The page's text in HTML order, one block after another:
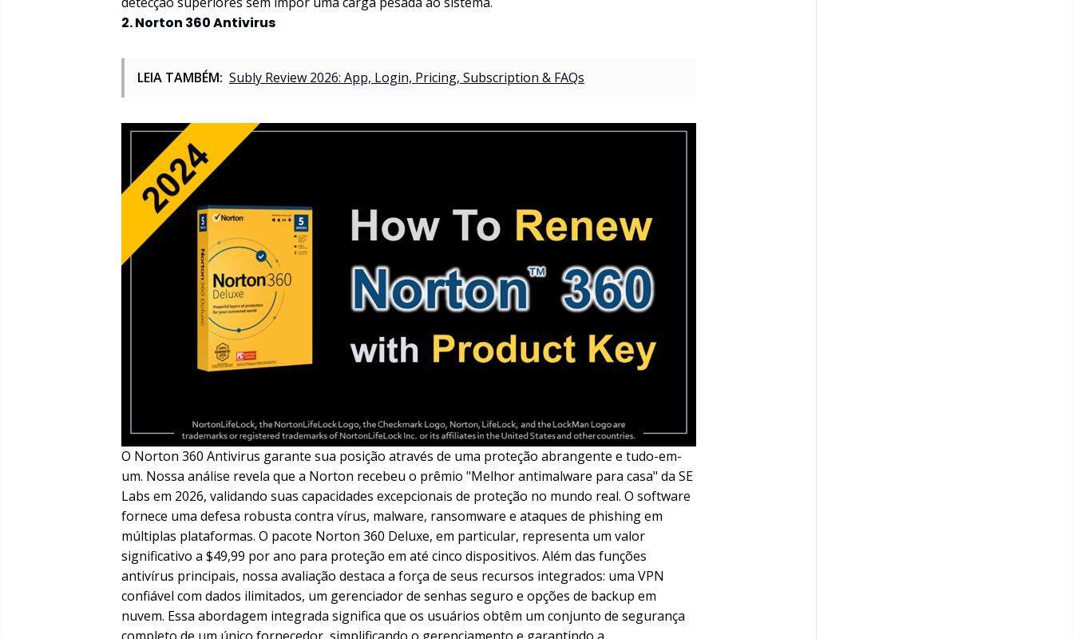
2. Norton 360 Antivirus
LEIA TAMBÉM: Subly Review 2026: App, Login, Pricing, Subscription & FAQs
O Norton 360 Antivirus garante sua posição através de uma proteção abrangente e tudo-em-
um. Nossa análise revela que a Norton recebeu o prêmio "Melhor antimalware para casa" da SE
Labs em 2026, validando suas capacidades excepcionais de proteção no mundo real. O software
fornece uma defesa robusta contra vírus, malware, ransomware e ataques de phishing em
múltiplas plataformas. O pacote Norton 360 Deluxe, em particular, representa um valor
significativo a $49,99 por ano para proteção em até cinco dispositivos. Além das funções
antivírus principais, nossa avaliação destaca a força de seus recursos integrados: uma VPN
confiável com dados ilimitados, um gerenciador de senhas seguro e opções de backup em
nuvem. Essa abordagem integrada significa que os usuários obtêm um conjunto de segurança